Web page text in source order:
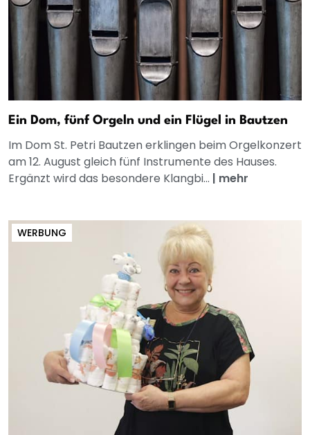
Ein Dom, fünf Orgeln und ein Flügel in Bautzen
Im Dom St. Petri Bautzen erklingen beim Orgelkonzert
am 12. August gleich fünf Instrumente des Hauses.
Ergänzt wird das besondere Klangbi... | mehr
WERBUNG